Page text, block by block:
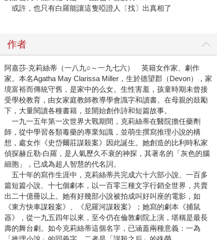
或許，也只有白羅能讓這隻啞證人〔找〕出真相了
作者
阿嘉莎‧克莉絲蒂（一八九○～一九七六） 英籍女作家、劇作
家。本名Agatha May Clarissa Miller，生於德望郡（Devon），家
境富裕而傳統守舊，是家中的么女。生性害羞，孩童時期未曾接
受學校教育，由女家庭教師教導學會識字和讀書。在母親的鼓勵
下，大量閱讀各種書籍，並開始創作詩和短篇故事。
一九一五年第一次世界大戰期間，克莉絲蒂在醫院擔任藥劑
師，從中學習各類毒藥的專業知識，並萌生撰寫推理小說的構
想，處女作《史岱爾莊謀殺案》因此誕生。她創造的比利時私家
偵探赫丘勒‧白羅，是人氣歷久不衰的神探，其著名的「灰色的腦
細胞」，已成為超人智慧的代名詞。
五十年的寫作生涯中，克莉絲蒂共完成六十六部小說、一百多
篇短篇小說、十七個劇本，以一百零三種文字行銷全世界，共賣
出二十億冊以上。她有好幾部小說被拍成叫好叫座的電影，如
《東方快車謀殺案》、《尼羅河謀殺案》；她寫的劇本《捕鼠
器》，從一九五四年以來，至今仍在倫敦劇院上演，堪稱是最長
壽的舞台劇。如今克莉絲蒂這個名字，已涵蓋兩種意義：一為